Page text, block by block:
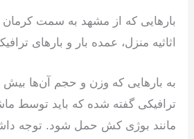
بارهایی که از مشهد به سمت کرمان
اثاثیه منزل، عمده بار و بارهای
به بارهایی که وزن و حجم آن‌ها بیش
ترافیکی گفته شده که باید توسط
مانند بوژی کش حمل شود. توجه